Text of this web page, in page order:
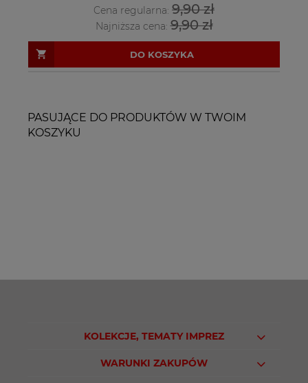
Cena regularna: 9,90 zł
Najniższa cena:9,90 zł
DO KOSZYKA
PASUJĄCE DO PRODUKTÓW W TWOIM
KOSZYKU
KOLEKCJE, TEMATY IMPREZ
WARUNKI ZAKUPÓW